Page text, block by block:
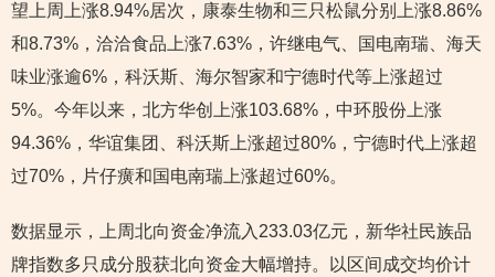
望上周上涨8.94%居次，康泰生物和三只松鼠分别上涨8.86%
和8.73%，洽洽食品上涨7.63%，许继电气、国电南瑞、海天
味业涨逾6%，科沃斯、海尔智家和宁德时代等上涨超过
5%。今年以来，北方华创上涨103.68%，中环股份上涨
94.36%，华谊集团、科沃斯上涨超过80%，宁德时代上涨超
过70%，片仔癀和国电南瑞上涨超过60%。
数据显示，上周北向资金净流入233.03亿元，新华社民族品
牌指数多只成分股获北向资金大幅增持。以区间成交均价计